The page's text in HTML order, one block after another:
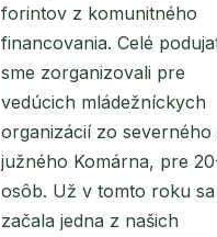
forintov z komunitného
financovania. Celé
sme zorganizovali pre
vedúcich mládežníckych
organizácií zo severného
južného Komárna, pre
osôb. Už v tomto roku sa
začala jedna z našich